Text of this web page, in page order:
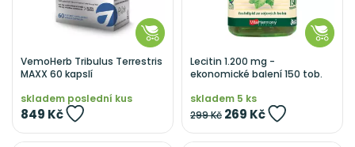
VemoHerb Tribulus Terrestris
MAXX 60 kapslí
skladem poslední kus
849 Kč
Lecitin 1.200 mg -
ekonomické balení 150 tob.
skladem 5 ks
299 Kč 269 Kč